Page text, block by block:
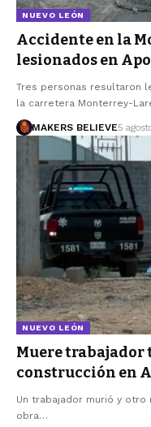
NUEVO LEÓN
Accidente en la
lesionados en
Tres personas resultaron
la carretera Monterrey-
MAKERS BELIEVE5
NUEVO LEÓN
Muere trabajador
construcción en
Un trabajador murió y
obra…